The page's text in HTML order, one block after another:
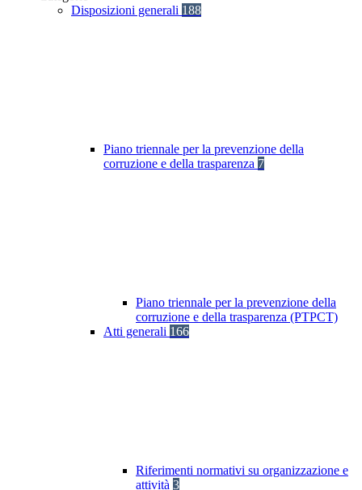
Disposizioni generali 188
Piano triennale per la prevenzione della
corruzione e della trasparenza 7
Piano triennale per la prevenzione della
corruzione e della trasparenza (PTPCT)
Atti generali 166
Riferimenti normativi su organizzazione e
attività 3